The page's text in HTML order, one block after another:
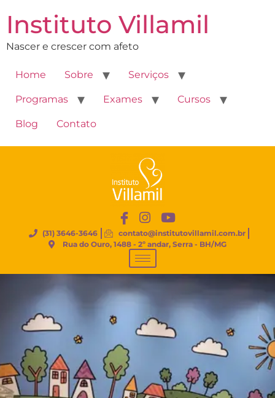
Instituto Villamil
Nascer e crescer com afeto
Home Sobre Serviços
Programas Exames Cursos
Blog Contato
(31) 3646-3646
contato@institutovillamil.com.br
Rua do Ouro, 1488 - 2º andar, Serra - BH/MG